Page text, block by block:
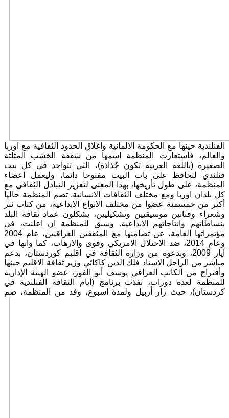
الفنلندية حينها مع الحكومة الالمانية واغلاق الحدود الثقافية مع اوربا
والعالم، فأستعارت المنظمة اسمها من شقفة الخشب المثلثة
الصغيرة (باللغة العربية تكون جُذاذة)، التي تتواجد في كل بيت
فنلندي لتحافظ على باب البيت مفتوحا دائما، وليعمل اعضاء
المنظمة، على طول تأريخها، بهذا المعنى لتعزيز التبادل الثقافي مع
كل بلدان اوربا ومع مختلف الثقافات الانسانية. تضم المنظمة حاليا
أكثر من خمسمئة عضوا من مختلف الانواع الابداعية، من كتاب نثر
وشعراء وفنانين موسيقيين وتشكيليين، يشكلون عماد ثقافة البلد
بنشاطاتهم وانتاجاتهم الابداعية. وسبق للمنظمة ان اعلنت، في
مؤتمراتها العامة، عن تضامنها مع المثقفين العراقيين، عام 2004
وعام 2014، ضد الاحتلال الامريكي وقوى والارهاب، كما وانها في
آيار 2009، وبدعوة من وزارة الثقافة في اقليم كوردستان، بدعم
مباشر من الراحل الاستاذ فلك الدين كاكائي وزير ثقافة الاقليم حينها
وأقتراح من الكاتب العراقي يوسف أبو الفوز، عضو الهيئة الإدارية
للمنظمة لعدة دورات، نفذت برنامج (أيام الثقافة الفنلندية في
كردستان)، حيث زار أربيل ولمدة اسبوع، وفد من المنظمة، ضم